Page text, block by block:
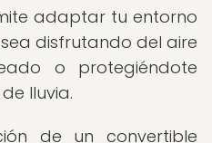
adaptar tu entorno
disfrutando del aire
o protegiéndote
lluvia.
de un convertible